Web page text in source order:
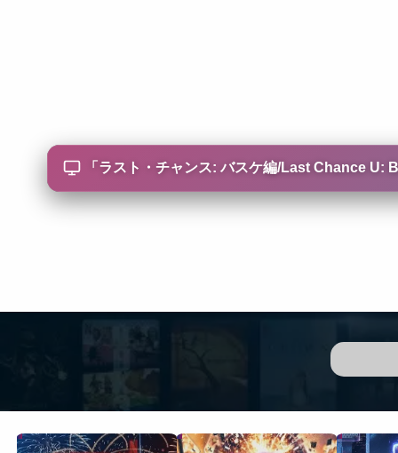
「 ラスト・チャンス: バスケ編/Last Chance U: